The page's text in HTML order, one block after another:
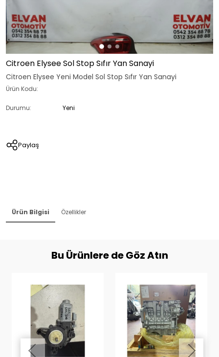
Citroen Elysee Sol Stop Sıfır Yan Sanayi
Citroen Elysee Yeni Model Sol Stop Sıfır Yan Sanayi
Ürün Kodu:
Durumu: Yeni
Paylaş
Ürün Bilgisi Özellikler
Bu Ürünlere de Göz Atın